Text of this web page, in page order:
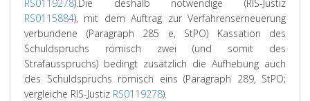
RS0119278).Die deshalb notwendige (RIS-Justiz
RS0115884), mit dem Auftrag zur Verfahrenserneuerung
verbundene (Paragraph 285 e, StPO) Kassation des
Schuldspruchs römisch zwei (und somit des
Strafausspruchs) bedingt zusätzlich die Aufhebung auch
des Schuldspruchs römisch eins (Paragraph 289, StPO;
vergleiche RIS-Justiz RS0119278).